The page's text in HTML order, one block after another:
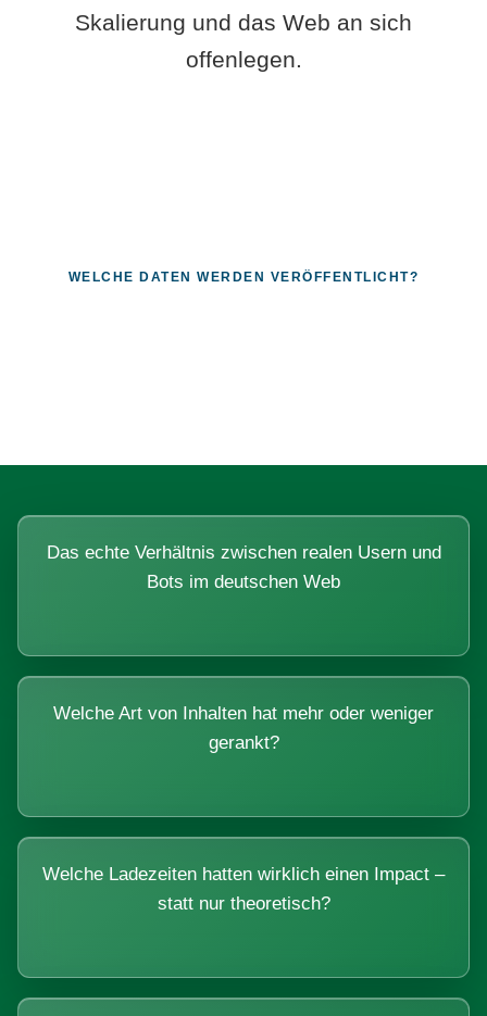
Skalierung und das Web an sich
offenlegen.
WELCHE DATEN WERDEN VERÖFFENTLICHT?
Das echte Verhältnis zwischen realen Usern und
Bots im deutschen Web
Welche Art von Inhalten hat mehr oder weniger
gerankt?
Welche Ladezeiten hatten wirklich einen Impact –
statt nur theoretisch?